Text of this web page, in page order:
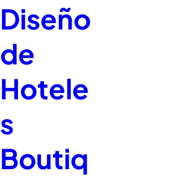
Diseño
de
Hotele
s
Boutiq